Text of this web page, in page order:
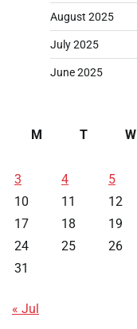
August 2025
July 2025
June 2025
M
T W
3
4 5
10
11 12
17
18 19
24
25 26
31
« Jul